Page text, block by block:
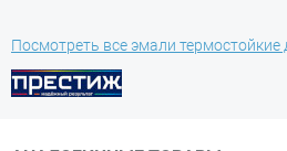
Посмотреть все эмали